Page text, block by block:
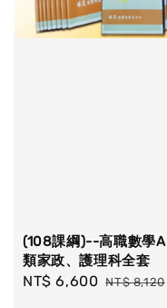
(108課綱)--高職數學A
類家政、護理科全套
Sale
NT$ 6,600 Regular
NT$ 8,120